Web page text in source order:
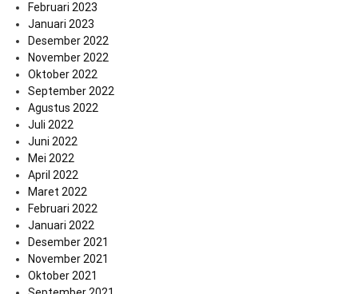
Februari 2023
Januari 2023
Desember 2022
November 2022
Oktober 2022
September 2022
Agustus 2022
Juli 2022
Juni 2022
Mei 2022
April 2022
Maret 2022
Februari 2022
Januari 2022
Desember 2021
November 2021
Oktober 2021